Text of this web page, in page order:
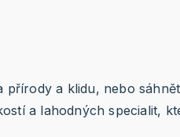
a klidu, nebo
a lahodných specialit,